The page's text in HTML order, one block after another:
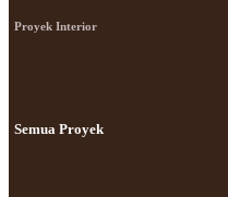
Proyek Interior
Semua Proyek